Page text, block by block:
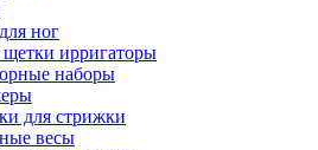
ног
ирригаторы
наборы
для стрижки
весы